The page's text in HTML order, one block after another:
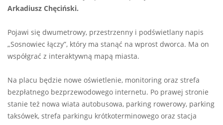
Arkadiusz Chęciński.
Pojawi się dwumetrowy, przestrzenny i podświetlany napis
„Sosnowiec łączy”, który ma stanąć na wprost dworca. Ma on
współgrać z interaktywną mapą miasta.
Na placu będzie nowe oświetlenie, monitoring oraz strefa
bezpłatnego bezprzewodowego internetu. Po prawej stronie
stanie też nowa wiata autobusowa, parking rowerowy, parking
taksówek, strefa parkingu krótkoterminowego oraz stacja